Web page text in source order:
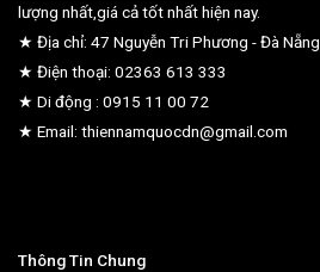
lượng nhất,giá cả tốt nhất hiện nay.
★ Địa chỉ: 47 Nguyễn Tri Phương - Đà Nẵng
★ Điện thoại: 02363 613 333
★ Di động : 0915 11 00 72
★ Email: thiennamquocdn@gmail.com
Thông Tin Chung